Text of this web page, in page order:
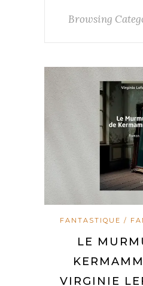
Browsing
FANTASTIQUE /
LE
VIRGINIE